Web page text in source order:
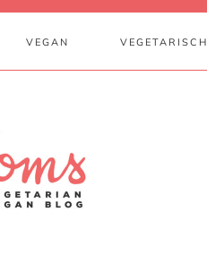
VEGAN VEGETARISCH